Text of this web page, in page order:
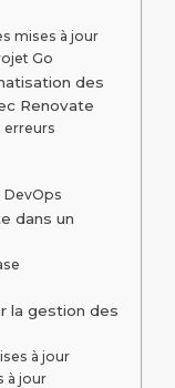
mises à jour
Go
des
Renovate
erreurs
DevOps
dans un
la gestion des
à jour
à jour